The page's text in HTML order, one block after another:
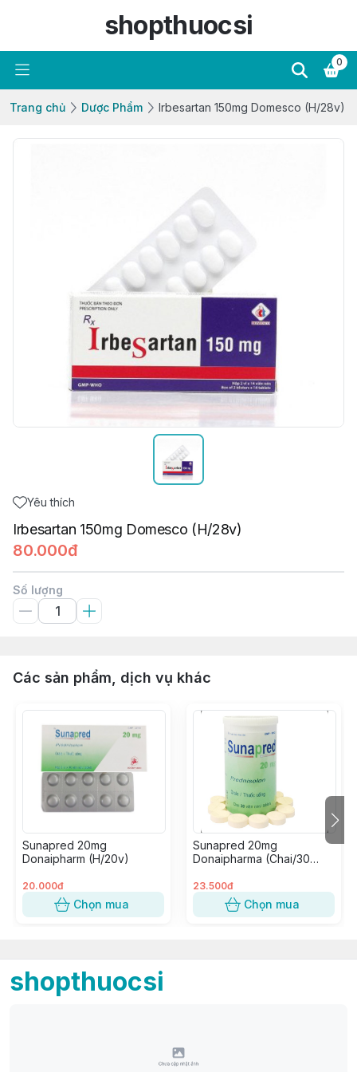
shopthuocsi
0
Trang chủ Dược Phẩm Irbesartan 150mg Domesco (H/28v)
Yêu thích
Irbesartan 150mg Domesco (H/28v)
80.000đ
Số lượng
Các sản phẩm, dịch vụ khác
Sunapred 20mg
Donaipharm (H/20v)
20.000đ
Chọn mua
Sunapred 20mg
Donaipharma (Chai/30
23.500đ
Chọn mua
shopthuocsi